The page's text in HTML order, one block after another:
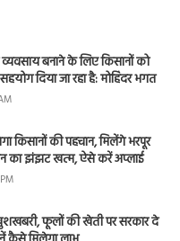
व्यवसाय बनाने के लिए किसानों को
दिया जा रहा है: मोहिंदर भगत
किसानों की पहचान, मिलेंगे भरपूर
का झंझट खत्म, ऐसे करें अप्लाई
फूलों की खेती पर सरकार दे